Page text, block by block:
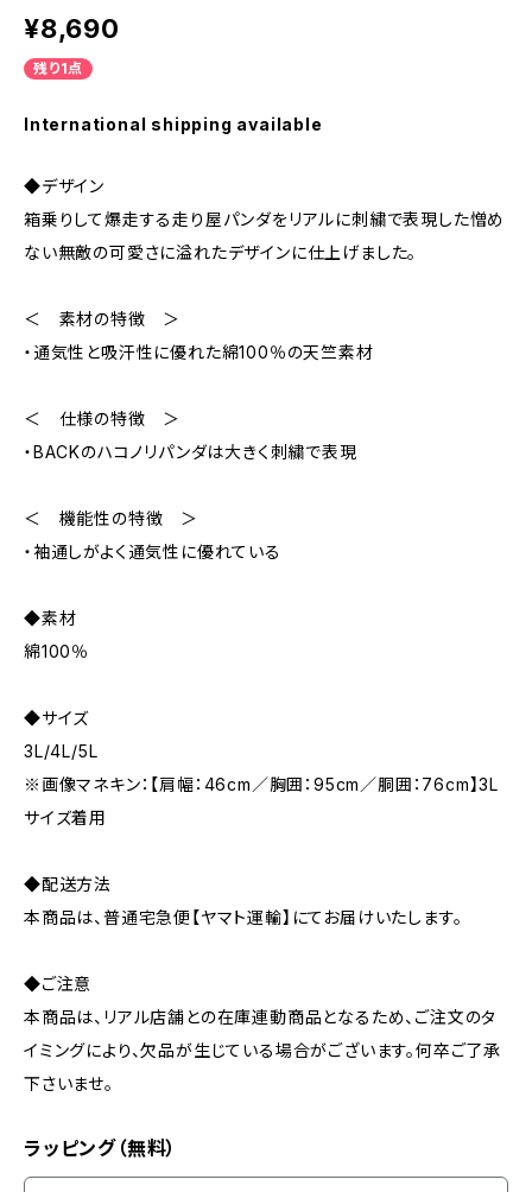
¥8,690
残り1点
International shipping available
◆デザイン
箱乗りして爆走する走り屋パンダをリアルに刺繍で表現した憎め
ない無敵の可愛さに溢れたデザインに仕上げました。
＜ 素材の特徴 ＞
・通気性と吸汗性に優れた綿100％の天竺素材
＜ 仕様の特徴 ＞
・BACKのハコノリパンダは大きく刺繍で表現
＜ 機能性の特徴 ＞
・袖通しがよく通気性に優れている
◆素材
綿100％
◆サイズ
3L/4L/5L
※画像マネキン：【肩幅：46cm／胸囲：95cm／胴囲：76cm】3L
サイズ着用
◆配送方法
本商品は、普通宅急便【ヤマト運輸】にてお届けいたします。
◆ご注意
本商品は、リアル店舗との在庫連動商品となるため、ご注文のタ
イミングにより、欠品が生じている場合がございます。何卒ご了承
下さいませ。
ラッピング（無料）